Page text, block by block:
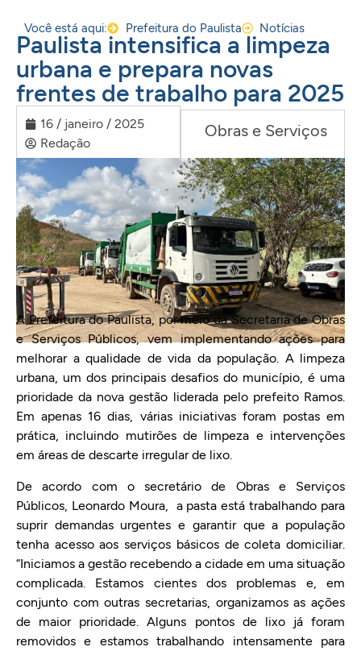
Você está aqui: Prefeitura do Paulista Notícias
Paulista intensifica a limpeza
urbana e prepara novas
frentes de trabalho para 2025
16 / janeiro / 2025
Redação
Obras e Serviços
A Prefeitura do Paulista, por meio da Secretaria de Obras
e Serviços Públicos, vem implementando ações para
melhorar a qualidade de vida da população. A limpeza
urbana, um dos principais desafios do município, é uma
prioridade da nova gestão liderada pelo prefeito Ramos.
Em apenas 16 dias, várias iniciativas foram postas em
prática, incluindo mutirões de limpeza e intervenções
em áreas de descarte irregular de lixo.
De acordo com o secretário de Obras e Serviços
Públicos, Leonardo Moura, a pasta está trabalhando para
suprir demandas urgentes e garantir que a população
tenha acesso aos serviços básicos de coleta domiciliar.
“Iniciamos a gestão recebendo a cidade em uma situação
complicada. Estamos cientes dos problemas e, em
conjunto com outras secretarias, organizamos as ações
de maior prioridade. Alguns pontos de lixo já foram
removidos e estamos trabalhando intensamente para